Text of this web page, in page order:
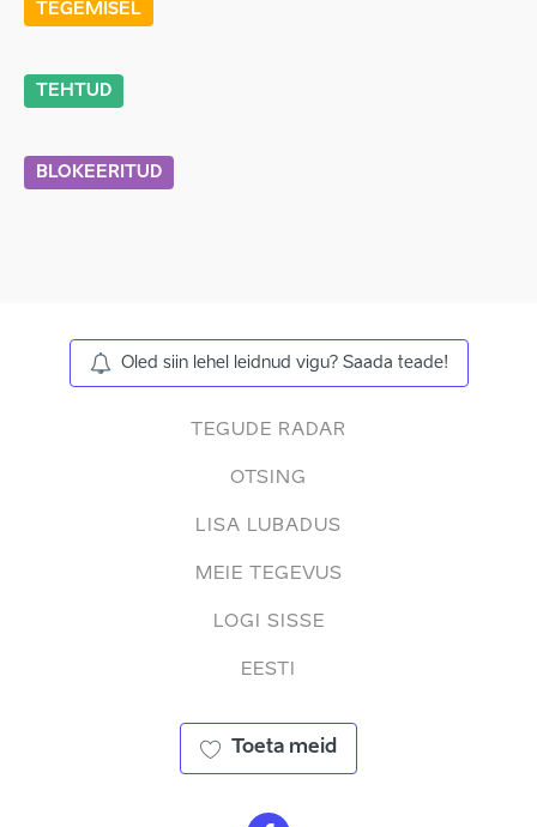
TEGEMISEL
TEHTUD
BLOKEERITUD
Oled siin lehel leidnud vigu? Saada teade!
TEGUDE RADAR
OTSING
LISA LUBADUS
MEIE TEGEVUS
LOGI SISSE
EESTI
Toeta meid